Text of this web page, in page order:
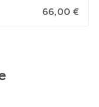
66,00 €